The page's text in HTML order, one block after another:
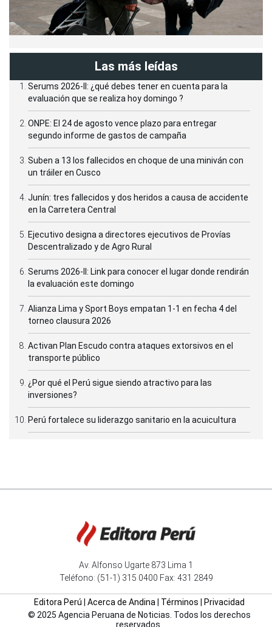
Las más leídas
Serums 2026-II: ¿qué debes tener en cuenta para la
evaluación que se realiza hoy domingo ?
ONPE: El 24 de agosto vence plazo para entregar
segundo informe de gastos de campaña
Suben a 13 los fallecidos en choque de una miniván con
un tráiler en Cusco
Junín: tres fallecidos y dos heridos a causa de accidente
en la Carretera Central
Ejecutivo designa a directores ejecutivos de Provías
Descentralizado y de Agro Rural
Serums 2026-II: Link para conocer el lugar donde rendirán
la evaluación este domingo
Alianza Lima y Sport Boys empatan 1-1 en fecha 4 del
torneo clausura 2026
Activan Plan Escudo contra ataques extorsivos en el
transporte público
¿Por qué el Perú sigue siendo atractivo para las
inversiones?
Perú fortalece su liderazgo sanitario en la acuicultura
Av. Alfonso Ugarte 873 Lima 1
Teléfono: (51-1) 315 0400 Fax: 431 2849
Editora Perú Acerca de Andina Términos
Privacidad
© 2025 Agencia Peruana de Noticias. Todos los derechos
reservados.